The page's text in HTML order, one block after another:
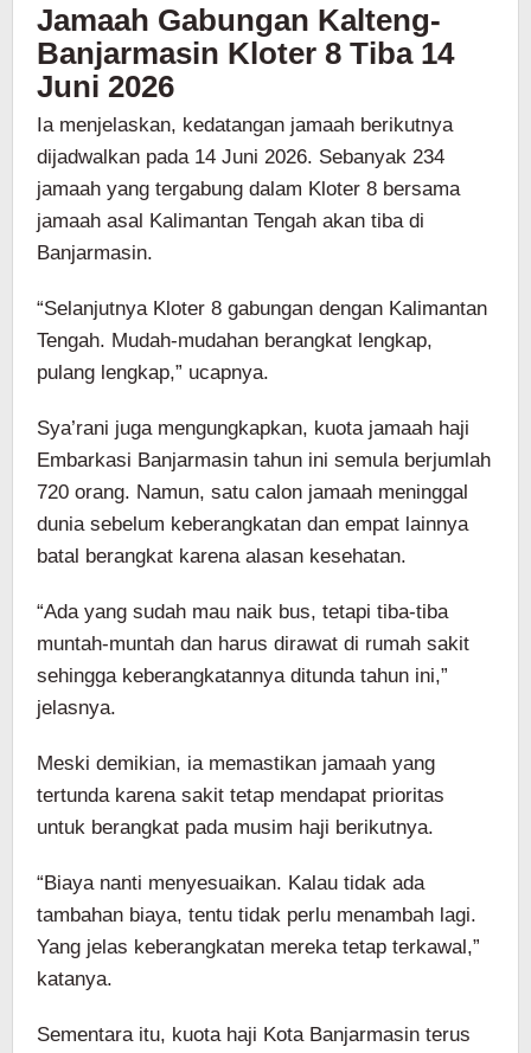
Jamaah Gabungan Kalteng-
Banjarmasin Kloter 8 Tiba 14
Juni 2026
Ia menjelaskan, kedatangan jamaah berikutnya
dijadwalkan pada 14 Juni 2026. Sebanyak 234
jamaah yang tergabung dalam Kloter 8 bersama
jamaah asal Kalimantan Tengah akan tiba di
Banjarmasin.
“Selanjutnya Kloter 8 gabungan dengan Kalimantan
Tengah. Mudah-mudahan berangkat lengkap,
pulang lengkap,” ucapnya.
Sya’rani juga mengungkapkan, kuota jamaah haji
Embarkasi Banjarmasin tahun ini semula berjumlah
720 orang. Namun, satu calon jamaah meninggal
dunia sebelum keberangkatan dan empat lainnya
batal berangkat karena alasan kesehatan.
“Ada yang sudah mau naik bus, tetapi tiba-tiba
muntah-muntah dan harus dirawat di rumah sakit
sehingga keberangkatannya ditunda tahun ini,”
jelasnya.
Meski demikian, ia memastikan jamaah yang
tertunda karena sakit tetap mendapat prioritas
untuk berangkat pada musim haji berikutnya.
“Biaya nanti menyesuaikan. Kalau tidak ada
tambahan biaya, tentu tidak perlu menambah lagi.
Yang jelas keberangkatan mereka tetap terkawal,”
katanya.
Sementara itu, kuota haji Kota Banjarmasin terus